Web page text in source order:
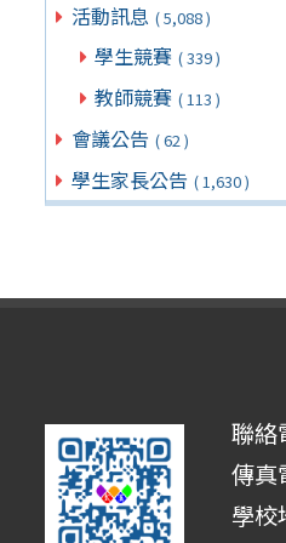
活動訊息 ( 5,088 )
學生競賽 ( 339 )
教師競賽 ( 113 )
會議公告 ( 62 )
學生家長公告 ( 1,630 )
聯絡
傳真
學校